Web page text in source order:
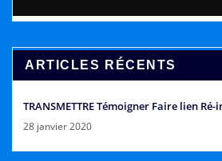
ARTICLES RÉCENTS
TRANSMETTRE Témoigner Faire lien
28 janvier 2020